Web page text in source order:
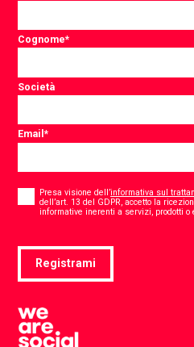
Cognome*
Società
Email*
Consent
Presa visione dell’informativa sul
dell’art. 13 del GDPR, accetto la
informative inerenti a servizi, prodotti o
Registrami